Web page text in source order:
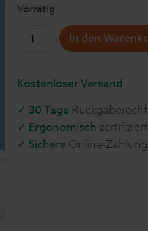
Vorrätig
In den
Kostenloser Versand
✓ 30 Tage Rückgaberecht
✓ Ergonomisch zertifiziert
✓ Sichere Online-Zahlung